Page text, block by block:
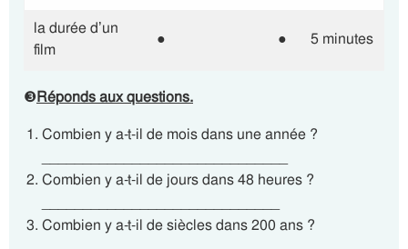
la durée d’un
film
● ● 5 minutes
❸Réponds aux questions.
Combien y a-t-il de mois dans une année ?
Combien y a-t-il de jours dans 48 heures ?
Combien y a-t-il de siècles dans 200 ans ?